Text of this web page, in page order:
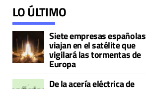
LO ÚLTIMO
Siete empresas españolas
viajan en el satélite que
vigilará las tormentas de
Europa
De la acería eléctrica de